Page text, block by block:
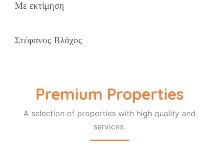
Με εκτίμηση
Στέφανος Βλάχος
Premium Properties
A selection of properties with high quality and
services.